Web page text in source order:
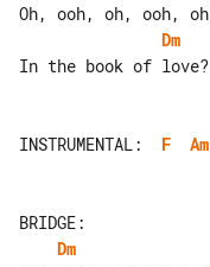
Dm
In the book of love?
INSTRUMENTAL: F Am
Dm